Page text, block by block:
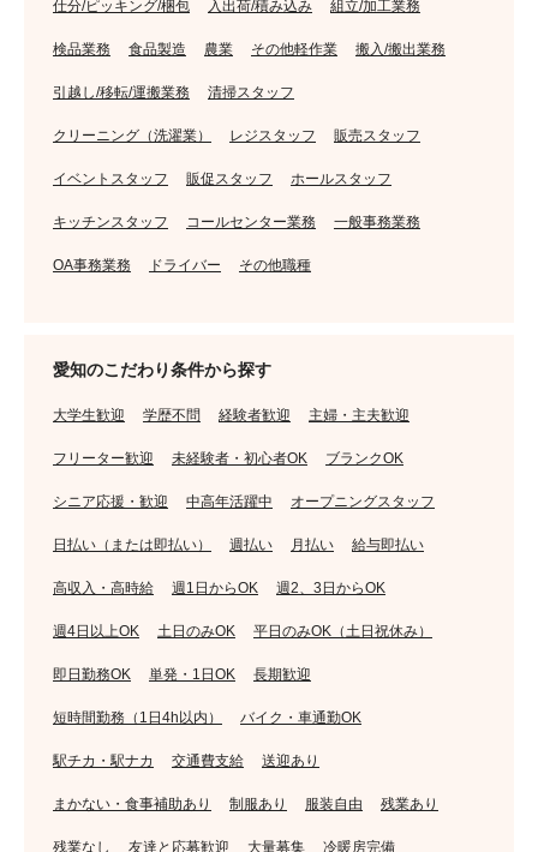
仕分/ピッキング/梱包 入出荷/積み込み 組立/加工業務
検品業務 食品製造 農業 その他軽作業 搬入/搬出業務
引越し/移転/運搬業務 清掃スタッフ
クリーニング（洗濯業） レジスタッフ 販売スタッフ
イベントスタッフ 販促スタッフ ホールスタッフ
キッチンスタッフ コールセンター業務 一般事務業務
OA事務業務 ドライバー その他職種
愛知のこだわり条件から探す
大学生歓迎 学歴不問 経験者歓迎 主婦・主夫歓迎
フリーター歓迎 未経験者・初心者OK ブランクOK
シニア応援・歓迎 中高年活躍中 オープニングスタッフ
日払い（または即払い） 週払い 月払い 給与即払い
高収入・高時給 週1日からOK 週2、3日からOK
週4日以上OK 土日のみOK 平日のみOK（土日祝休み）
即日勤務OK 単発・1日OK 長期歓迎
短時間勤務（1日4h以内） バイク・車通勤OK
駅チカ・駅ナカ 交通費支給 送迎あり
まかない・食事補助あり 制服あり 服装自由 残業あり
残業なし 友達と応募歓迎 大量募集 冷暖房完備